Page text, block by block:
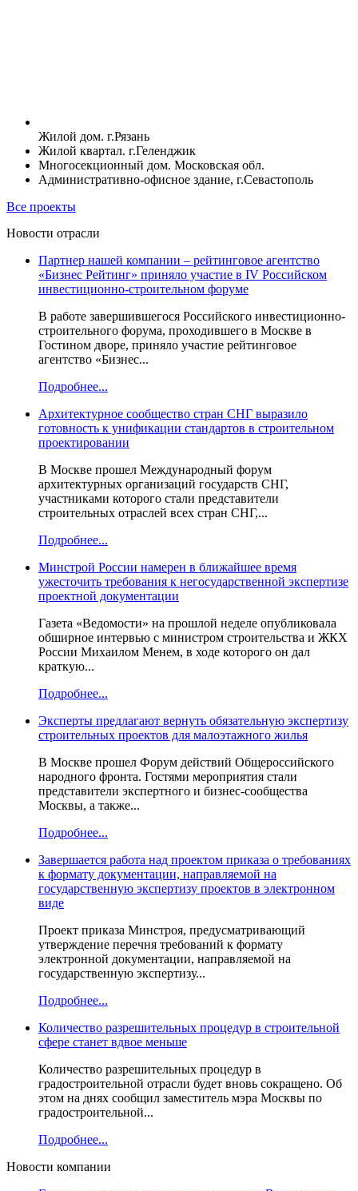
Жилой дом. г.Рязань
Жилой квартал. г.Геленджик
Многосекционный дом. Московская обл.
Административно-офисное здание, г.Севастополь
Все проекты
Новости отрасли
Партнер нашей компании – рейтинговое агентство
«Бизнес Рейтинг» приняло участие в IV Российском
инвестиционно-строительном форуме
В работе завершившегося Российского инвестиционно-
строительного форума, проходившего в Москве в
Гостином дворе, приняло участие рейтинговое
агентство «Бизнес...
Подробнее...
Архитектурное сообщество стран СНГ выразило
готовность к унификации стандартов в строительном
проектировании
В Москве прошел Международный форум
архитектурных организаций государств СНГ,
участниками которого стали представители
строительных отраслей всех стран СНГ,...
Подробнее...
Минстрой России намерен в ближайшее время
ужесточить требования к негосударственной экспертизе
проектной документации
Газета «Ведомости» на прошлой неделе опубликовала
обширное интервью с министром строительства и ЖКХ
России Михаилом Менем, в ходе которого он дал
краткую...
Подробнее...
Эксперты предлагают вернуть обязательную экспертизу
строительных проектов для малоэтажного жилья
В Москве прошел Форум действий Общероссийского
народного фронта. Гостями мероприятия стали
представители экспертного и бизнес-сообщества
Москвы, а также...
Подробнее...
Завершается работа над проектом приказа о требованиях
к формату документации, направляемой на
государственную экспертизу проектов в электронном
виде
Проект приказа Минстроя, предусматривающий
утверждение перечня требований к формату
электронной документации, направляемой на
государственную экспертизу...
Подробнее...
Количество разрешительных процедур в строительной
сфере станет вдвое меньше
Количество разрешительных процедур в
градостроительной отрасли будет вновь сокращено. Об
этом на днях сообщил заместитель мэра Москвы по
градостроительной...
Подробнее...
Новости компании